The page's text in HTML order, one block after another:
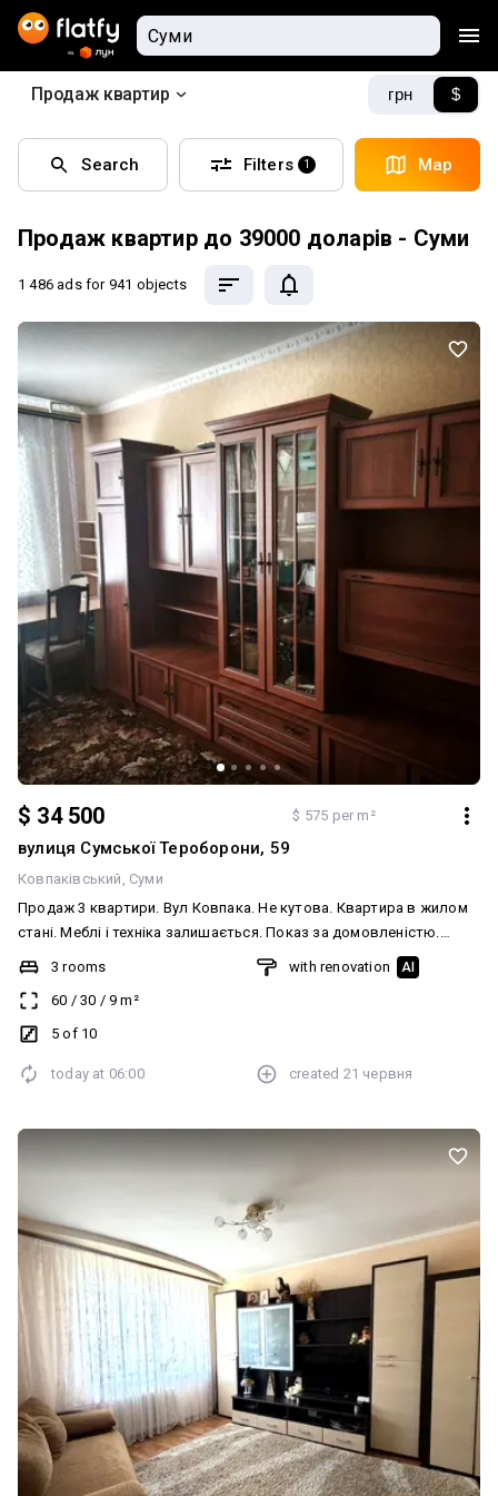
Продаж квартир грн $
Search Filters 1 Map
Продаж квартир до 39000 доларів - Суми
1 486 ads for 941 objects
$ 34 500 $ 575 per m²
вулиця Сумської Тероборони, 59
Ковпаківський Суми
Продаж 3 квартири. Вул Ковпака. Не кутова. Квартира в жилом
стані. Меблі і техніка залишається. Показ за домовленістю.
Рядом магазини,школа, дід садок. Разлядаємо по програмі
3 rooms
60 / 30 / 9 m²
5 of 10
with renovation AI
today at 06:00 created 21 червня